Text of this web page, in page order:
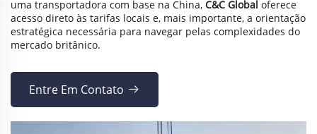
uma transportadora com base na China, C&C Global oferece
acesso direto às tarifas locais e, mais importante, a orientação
estratégica necessária para navegar pelas complexidades do
mercado britânico.
Entre Em Contato